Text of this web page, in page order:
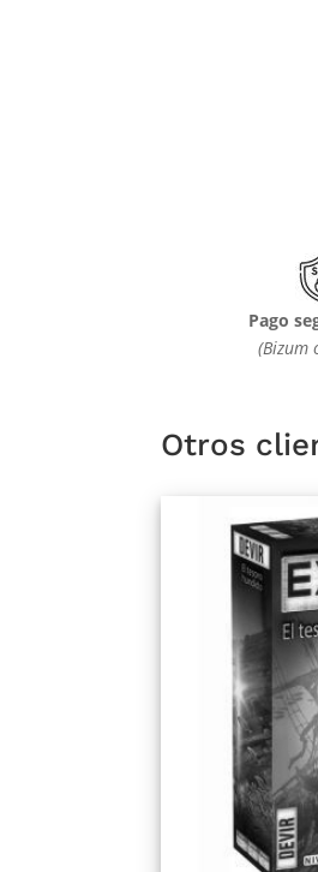
Pago
(Bizum
Otros